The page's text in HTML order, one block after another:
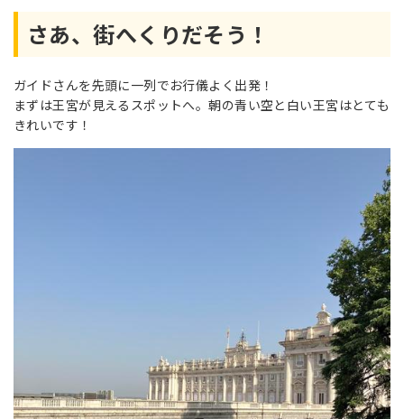
さあ、街へくりだそう！
ガイドさんを先頭に一列でお行儀よく出発！
まずは王宮が見えるスポットへ。朝の青い空と白い王宮はとても
きれいです！